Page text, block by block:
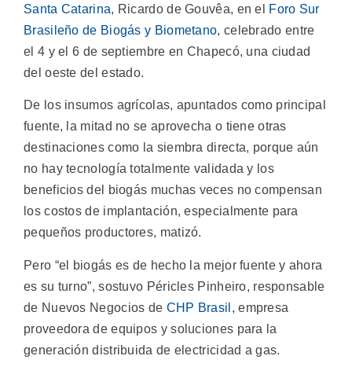
Santa Catarina, Ricardo de Gouvêa, en el Foro Sur
Brasileño de Biogás y Biometano, celebrado entre
el 4 y el 6 de septiembre en Chapecó, una ciudad
del oeste del estado.
De los insumos agrícolas, apuntados como principal
fuente, la mitad no se aprovecha o tiene otras
destinaciones como la siembra directa, porque aún
no hay tecnología totalmente validada y los
beneficios del biogás muchas veces no compensan
los costos de implantación, especialmente para
pequeños productores, matizó.
Pero “el biogás es de hecho la mejor fuente y ahora
es su turno”, sostuvo Péricles Pinheiro, responsable
de Nuevos Negocios de CHP Brasil , empresa
proveedora de equipos y soluciones para la
generación distribuida de electricidad a gas.